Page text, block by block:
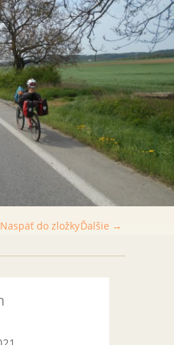
Ďalšie →
Naspäť do zložky